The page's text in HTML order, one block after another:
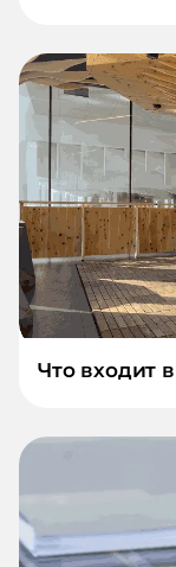
Что входит